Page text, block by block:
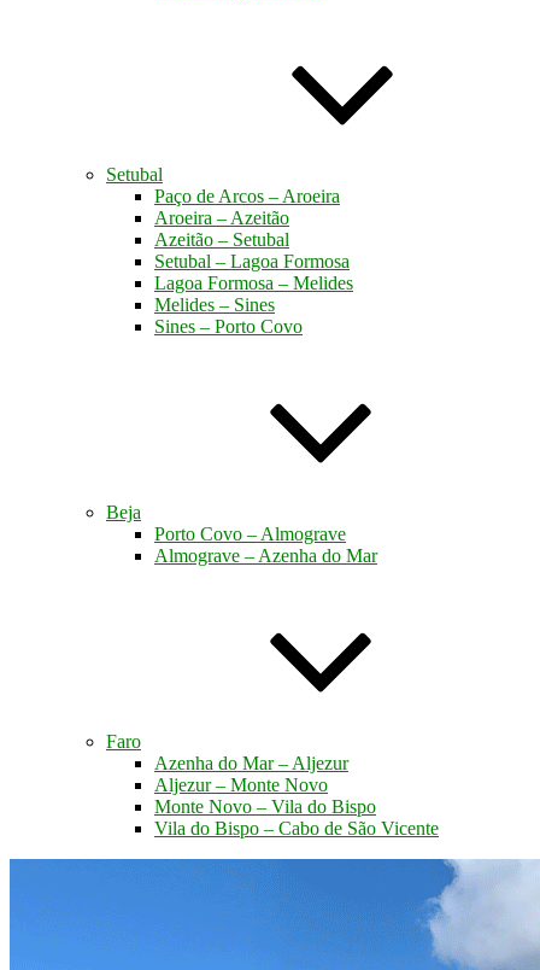
Setubal
Paço de Arcos – Aroeira
Aroeira – Azeitão
Azeitão – Setubal
Setubal – Lagoa Formosa
Lagoa Formosa – Melides
Melides – Sines
Sines – Porto Covo
Beja
Porto Covo – Almograve
Almograve – Azenha do Mar
Faro
Azenha do Mar – Aljezur
Aljezur – Monte Novo
Monte Novo – Vila do Bispo
Vila do Bispo – Cabo de São Vicente